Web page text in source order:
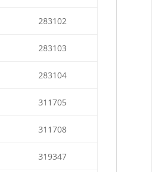
283102
283103
283104
311705
311708
319347